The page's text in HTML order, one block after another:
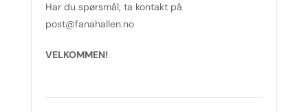
Har du spørsmål, ta kontakt på
post@fanahallen.no
VELKOMMEN!